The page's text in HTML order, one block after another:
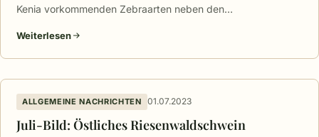
Kenia vorkommenden Zebraarten neben den…
Weiterlesen
ALLGEMEINE NACHRICHTEN 01.07.2023
Juli-Bild: Östliches Riesenwaldschwein